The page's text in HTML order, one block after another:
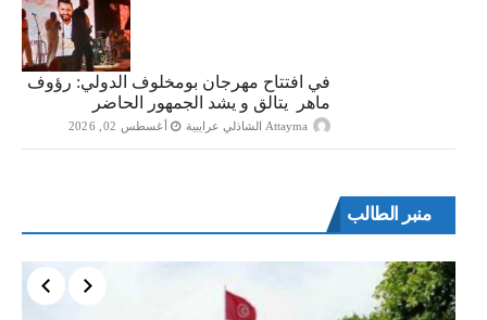
في افتتاح مهرجان بومخلوف الدولي: رؤوف
ماهر يتالق و يشد الجمهور الحاضر
Attayma الشاذلي عرايبية أغسطس 02, 2026
منبر الطالب